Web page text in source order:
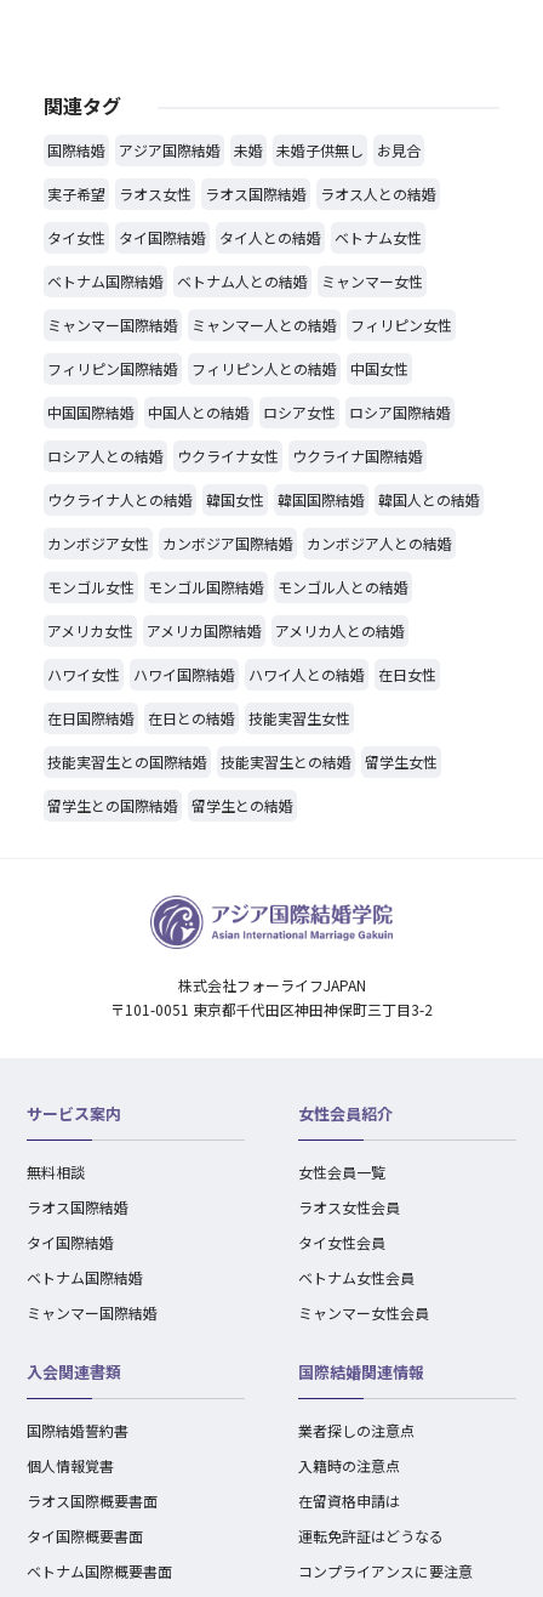
関連タグ
国際結婚 アジア国際結婚 未婚 未婚子供無し お見合
実子希望 ラオス女性 ラオス国際結婚 ラオス人との結婚
タイ女性 タイ国際結婚 タイ人との結婚 ベトナム女性
ベトナム国際結婚 ベトナム人との結婚 ミャンマー女性
ミャンマー国際結婚 ミャンマー人との結婚 フィリピン女性
フィリピン国際結婚 フィリピン人との結婚 中国女性
中国国際結婚 中国人との結婚 ロシア女性 ロシア国際結婚
ロシア人との結婚 ウクライナ女性 ウクライナ国際結婚
ウクライナ人との結婚 韓国女性 韓国国際結婚 韓国人との結婚
カンボジア女性 カンボジア国際結婚 カンボジア人との結婚
モンゴル女性 モンゴル国際結婚 モンゴル人との結婚
アメリカ女性 アメリカ国際結婚 アメリカ人との結婚
ハワイ女性 ハワイ国際結婚 ハワイ人との結婚 在日女性
在日国際結婚 在日との結婚 技能実習生女性
技能実習生との国際結婚 技能実習生との結婚 留学生女性
留学生との国際結婚 留学生との結婚
株式会社フォーライフJAPAN
〒101-0051 東京都千代田区神田神保町三丁目3-2
サービス案内
無料相談
ラオス国際結婚
タイ国際結婚
ベトナム国際結婚
ミャンマー国際結婚
女性会員紹介
女性会員一覧
ラオス女性会員
タイ女性会員
ベトナム女性会員
ミャンマー女性会員
入会関連書類
国際結婚誓約書
個人情報覚書
ラオス国際概要書面
タイ国際概要書面
ベトナム国際概要書面
国際結婚関連情報
業者探しの注意点
入籍時の注意点
在留資格申請は
運転免許証はどうなる
コンプライアンスに要注意